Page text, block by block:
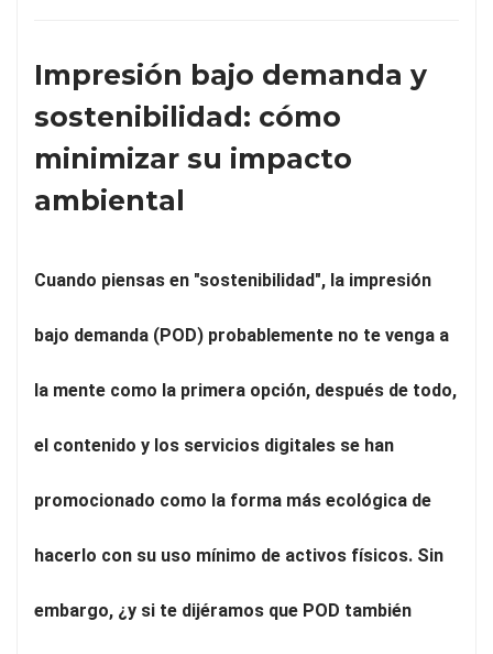
Impresión bajo demanda y
sostenibilidad: cómo
minimizar su impacto
ambiental
Cuando piensas en "sostenibilidad", la impresión
bajo demanda (POD) probablemente no te venga a
la mente como la primera opción, después de todo,
el contenido y los servicios digitales se han
promocionado como la forma más ecológica de
hacerlo con su uso mínimo de activos físicos. Sin
embargo, ¿y si te dijéramos que POD también